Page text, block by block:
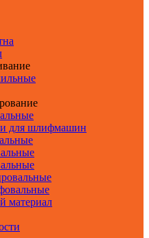
для шлифмашин
материал